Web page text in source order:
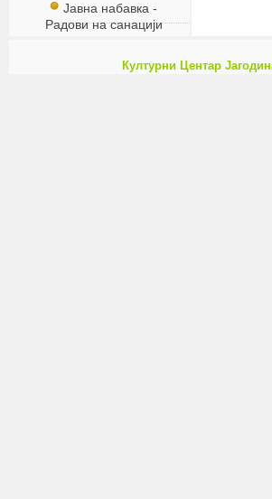
Јавна набавка -
Радови на санацији
Културни Центар